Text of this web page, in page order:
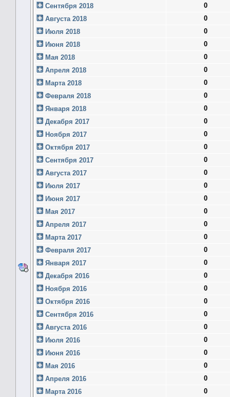
Сентября 2018
0
Августа 2018
0
Июля 2018
0
Июня 2018
0
Мая 2018
0
Апреля 2018
0
Марта 2018
0
Февраля 2018
0
Января 2018
0
Декабря 2017
0
Ноября 2017
0
Октября 2017
0
Сентября 2017
0
Августа 2017
0
Июля 2017
0
Июня 2017
0
Мая 2017
0
Апреля 2017
0
Марта 2017
0
Февраля 2017
0
Января 2017
0
Декабря 2016
0
Ноября 2016
0
Октября 2016
0
Сентября 2016
0
Августа 2016
0
Июля 2016
0
Июня 2016
0
Мая 2016
0
Апреля 2016
0
Марта 2016
0